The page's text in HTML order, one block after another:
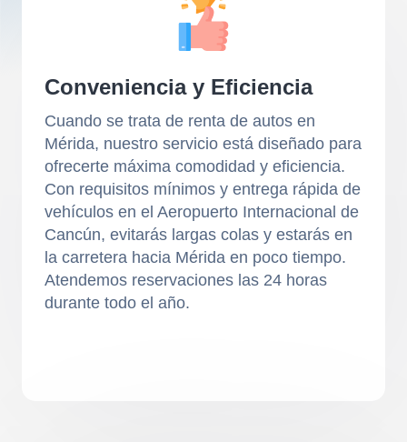
Conveniencia y Eficiencia
Cuando se trata de renta de autos en
Mérida, nuestro servicio está diseñado para
ofrecerte máxima comodidad y eficiencia.
Con requisitos mínimos y entrega rápida de
vehículos en el Aeropuerto Internacional de
Cancún, evitarás largas colas y estarás en
la carretera hacia Mérida en poco tiempo.
Atendemos reservaciones las 24 horas
durante todo el año.